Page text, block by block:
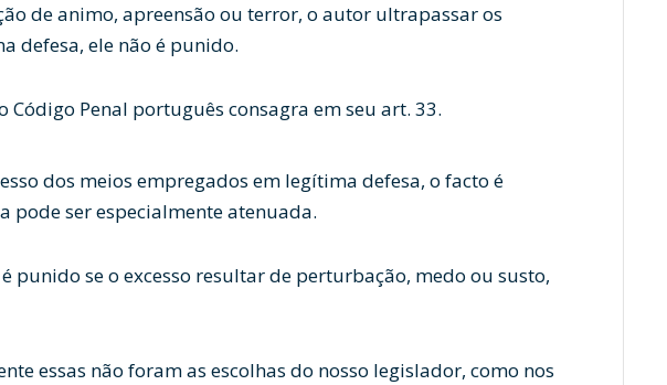
de animo, apreensão ou terror, o autor ultrapassar os
defesa, ele não é punido.
Código Penal português consagra em seu art. 33.
dos meios empregados em legítima defesa, o facto é
pode ser especialmente atenuada.
é punido se o excesso resultar de perturbação, medo ou susto,
essas não foram as escolhas do nosso legislador, como nos